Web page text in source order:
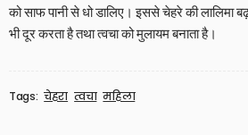
को साफ पानी से धो डालिए। इससे चेहरे की लालिमा
भी दूर करता है तथा त्वचा को मुलायम बनाता है।
Tags: चेहरा त्वचा महिला